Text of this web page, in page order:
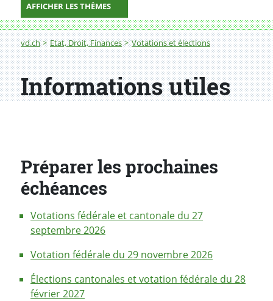
AFFICHER LES THÈMES
Fil d'Ariane
vd.ch Etat, Droit, Finances Votations et élections
Informations utiles
Préparer les prochaines
échéances
Votations fédérale et cantonale du 27
septembre 2026
Votation fédérale du 29 novembre 2026
Élections cantonales et votation fédérale du 28
février 2027